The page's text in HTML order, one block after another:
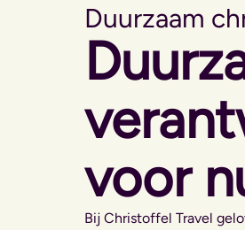
Duurzaam
voor
Bij Christoffel Travel